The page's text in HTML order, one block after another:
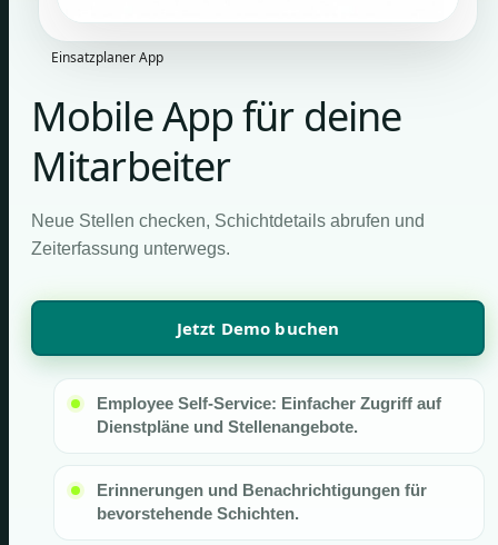
Einsatzplaner App
Mobile App für deine
Mitarbeiter
Neue Stellen checken, Schichtdetails abrufen und
Zeiterfassung unterwegs.
Jetzt Demo buchen
Employee Self-Service: Einfacher Zugriff auf
Dienstpläne und Stellenangebote.
Erinnerungen und Benachrichtigungen für
bevorstehende Schichten.